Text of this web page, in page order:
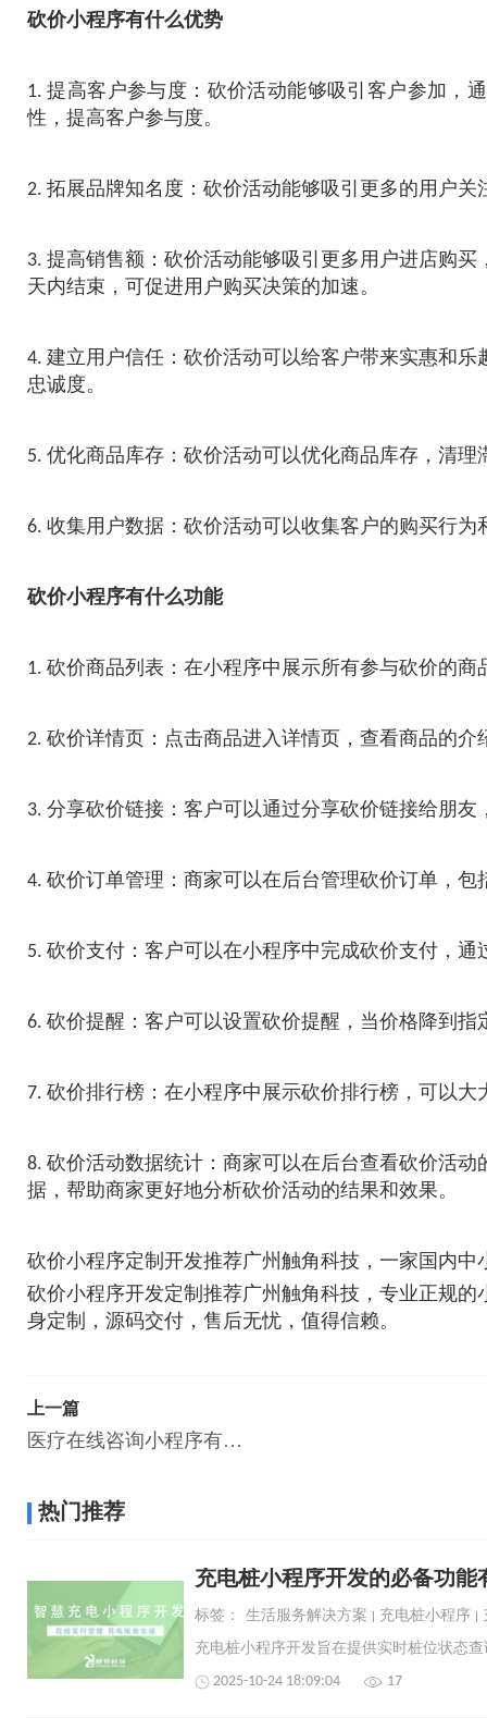
砍价小程序有什么优势
1. 提高客户参与度：砍价活动能够吸引客户参加，
性，提高客户参与度。
2. 拓展品牌知名度：砍价活动能够吸引更多的用户
3. 提高销售额：砍价活动能够吸引更多用户进店购
天内结束，可促进用户购买决策的加速。
4. 建立用户信任：砍价活动可以给客户带来实惠和
忠诚度。
5. 优化商品库存：砍价活动可以优化商品库存，清
6. 收集用户数据：砍价活动可以收集客户的购买行
砍价小程序有什么功能
1. 砍价商品列表：在小程序中展示所有参与砍价的
2. 砍价详情页：点击商品进入详情页，查看商品的
3. 分享砍价链接：客户可以通过分享砍价链接给朋友
4. 砍价订单管理：商家可以在后台管理砍价订单，
5. 砍价支付：客户可以在小程序中完成砍价支付，
6. 砍价提醒：客户可以设置砍价提醒，当价格降到
7. 砍价排行榜：在小程序中展示砍价排行榜，可以
8. 砍价活动数据统计：商家可以在后台查看砍价活
据，帮助商家更好地分析砍价活动的结果和效果。
砍价小程序定制开发推荐广州触角科技，一家国内
砍价小程序开发定制推荐广州触角科技，专业正规
身定制，源码交付，售后无忧，值得信赖。
上一篇
医疗在线咨询小程序有什么功能?哪家小程序开发比较好?
热门推荐
充电桩小程序开发的必备功能
标签： 生活服务解决方案 充电桩小程序
2025-10-24 18:09:04 17